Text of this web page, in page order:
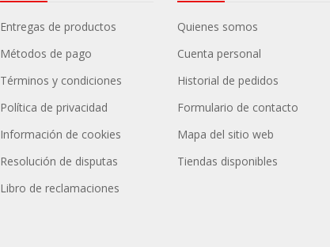
Entregas de productos
Métodos de pago
Términos y condiciones
Política de privacidad
Información de cookies
Resolución de disputas
Libro de reclamaciones
Quienes somos
Cuenta personal
Historial de pedidos
Formulario de contacto
Mapa del sitio web
Tiendas disponibles